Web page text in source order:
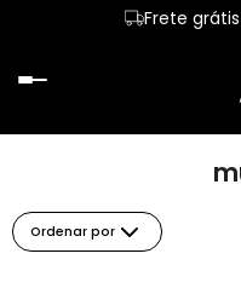
Frete
Ordenar por